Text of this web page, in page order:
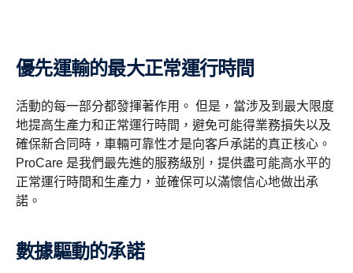
優先運輸的最大正常運行時間
活動的每一部分都發揮著作用。 但是，當涉及到最大限度
地提高生產力和正常運行時間，避免可能得業務損失以及
確保新合同時，車輛可靠性才是向客戶承諾的真正核心。
ProCare 是我們最先進的服務級別，提供盡可能高水平的
正常運行時間和生產力，並確保可以滿懷信心地做出承
諾。
數據驅動的承諾